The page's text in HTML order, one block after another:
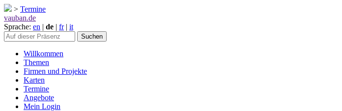
> Termine
vauban.de
Sprache: en | de | fr| it
Willkommen
Themen
Firmen und Projekte
Karten
Termine
Angebote
Mein Login